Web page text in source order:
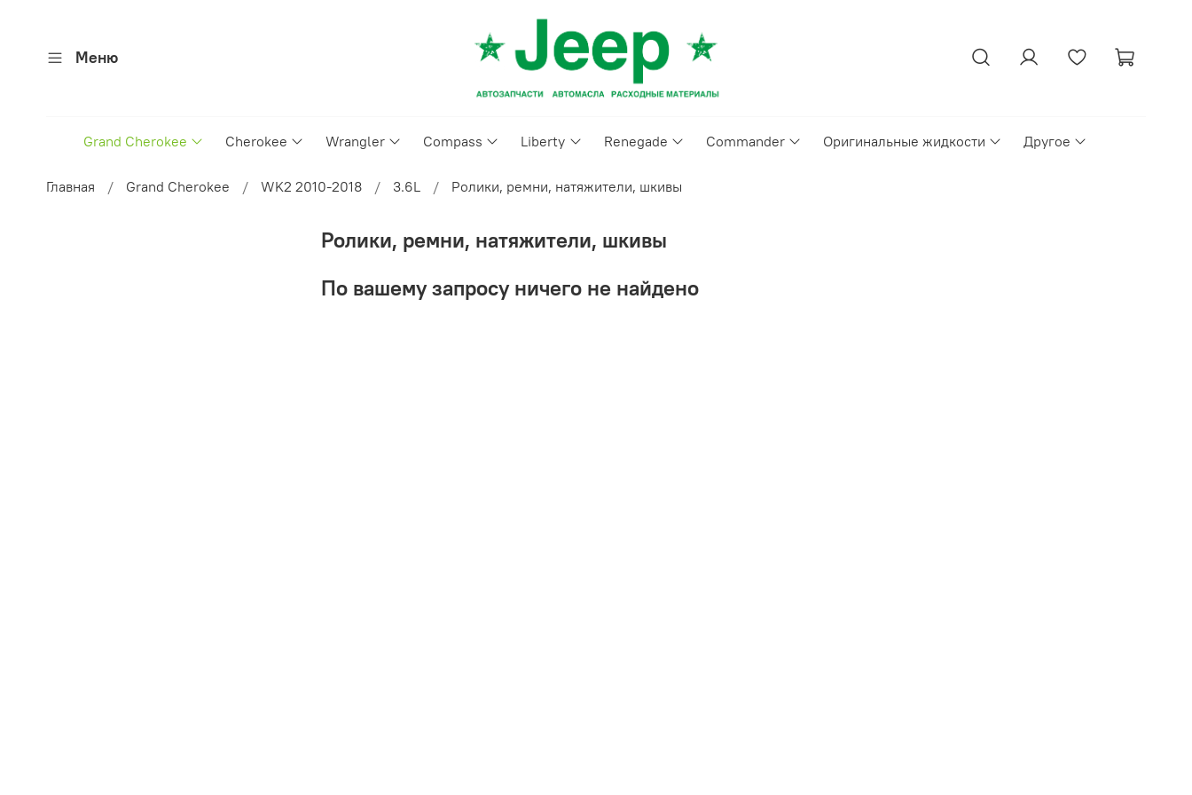
Меню
Grand Cherokee Cherokee Wrangler Compass Liberty Renegade Commander Оригинальные жидкости Другое
Главная Grand Cherokee WK2 2010-2018 3.6L Ролики, ремни, натяжители, шкивы
Ролики, ремни, натяжители, шкивы
По вашему запросу ничего не найдено